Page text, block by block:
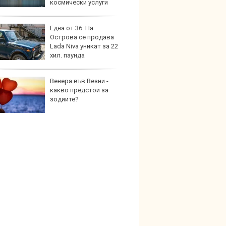
космически услуги
Една от 36: На
Острова се продава
Lada Niva уникат за 22
хил. паунда
Венера във Везни -
какво предстои за
зодиите?